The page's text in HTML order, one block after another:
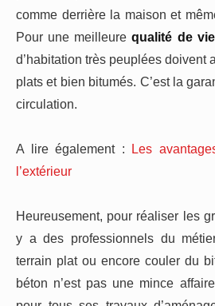
comme derrière la maison et
Pour une meilleurequalité de
d’habitation très peuplées doivent
plats et bien bitumés. C’est la
circulation.
A lire également : Les
l’extérieur
Heureusement, pour réaliser les
y a des professionnels du
terrain plat ou encore couler du
béton n’est pas une mince